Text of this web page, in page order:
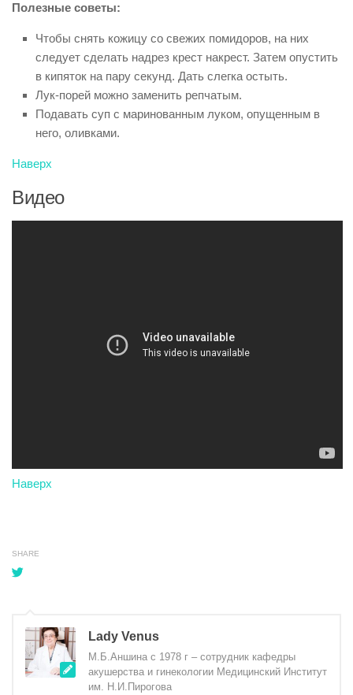
Полезные советы:
Чтобы снять кожицу со свежих помидоров, на них
следует сделать надрез крест накрест. Затем опустить
в кипяток на пару секунд. Дать слегка остыть.
Лук-порей можно заменить репчатым.
Подавать суп с маринованным луком, опущенным в
него, оливками.
Наверх
Видео
Наверх
SHARE
Lady Venus
М.Б.Аншина с 1978 г – сотрудник кафедры
акушерства и гинекологии Медицинский Институт
им. Н.И.Пирогова